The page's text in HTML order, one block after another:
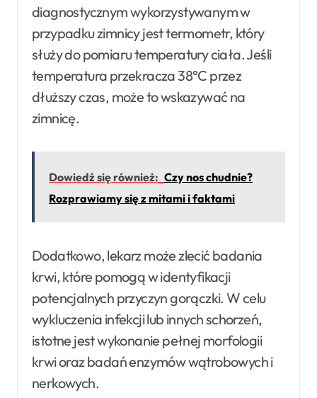
diagnostycznym wykorzystywanym w
przypadku zimnicy jest termometr, który
służy do pomiaru temperatury ciała. Jeśli
temperatura przekracza 38°C przez
dłuższy czas, może to wskazywać na
zimnicę.
Dowiedź się również: Czy nos chudnie?
Rozprawiamy się z mitami i faktami
Dodatkowo, lekarz może zlecić badania
krwi, które pomogą w identyfikacji
potencjalnych przyczyn gorączki. W celu
wykluczenia infekcji lub innych schorzeń,
istotne jest wykonanie pełnej morfologii
krwi oraz badań enzymów wątrobowych i
nerkowych.